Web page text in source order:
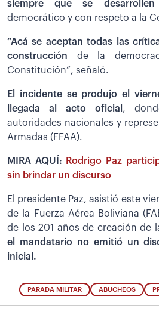
siempre que se
democrático y con respeto a la
“Acá se aceptan todas las
construcción de la
Constitución”, señaló.
El incidente se produjo el
llegada al acto oficial ,
autoridades nacionales y
Armadas (FFAA).
MIRA AQUÍ:
Rodrigo Paz
sin brindar un discurso
El presidente Paz, asistió este
de la Fuerza Aérea Boliviana
de los 201 años de creación de
el mandatario no emitió un
inicial.
PARADA MILITAR ABUCHEOS